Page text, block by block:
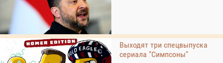
Выходят три спецвыпуска
сериала "Симпсоны"